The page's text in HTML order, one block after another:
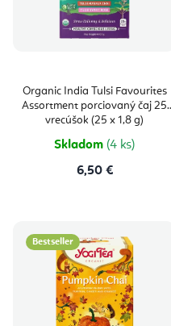
Organic India Tulsi Favourites
Assortment porciovaný čaj 25
vrecúšok (25 x 1,8 g)
Skladom (4 ks)
6,50 €
Bestseller